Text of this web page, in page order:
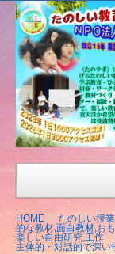
たの
しい
教育
研究
所
（沖
縄）
公式
ト
HOME
たのしい授
的な教材,面白教材,お
楽しい自由研究,工作
主体的・対話的で深い